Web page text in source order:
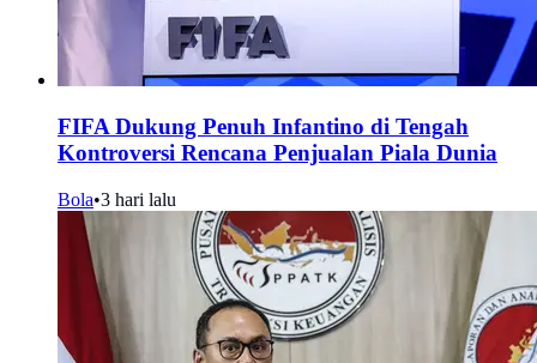
FIFA Dukung Penuh Infantino di Tengah
Kontroversi Rencana Penjualan Piala Dunia
Bola•3 hari lalu